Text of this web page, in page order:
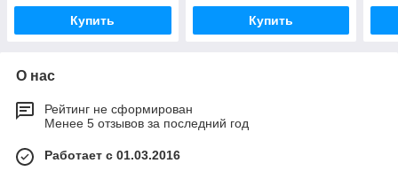
Купить Купить
О нас
Рейтинг не сформирован
Менее 5 отзывов за последний год
Работает с 01.03.2016